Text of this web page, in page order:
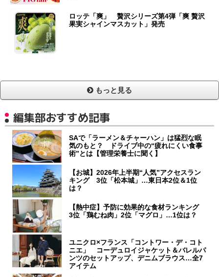
ロッテ「爽」 贅沢シリーズ第4弾「爽 贅沢
果実シャインマスカット」発売
もっと見る
編集部おすすめ記事
SAで「ラーメン＆チャーハン」は猛烈な眠
気のもと？ ドライブ中の“疲れにくい食事
術”とは【管理栄養士に聞く】
【お城】2026年上半期“人気”アクセスラン
キング 3位「松本城」…東日本2位＆1位
は？
【熱中症】予防に効果的な食材ランキング
3位「鶏むね肉」2位「マグロ」…1位は？
ユニクロ×フランス「コントワー・デ・コト
ニエ」 コーデュロイジャケット＆バレルパ
ンツのセットアップ、デニムブラウス…全7
アイテム